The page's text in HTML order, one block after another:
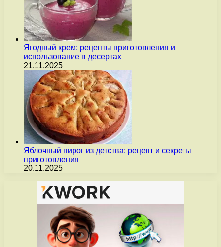
Ягодный крем: рецепты приготовления и
использование в десертах
21.11.2025
Яблочный пирог из детства: рецепт и секреты
приготовления
20.11.2025